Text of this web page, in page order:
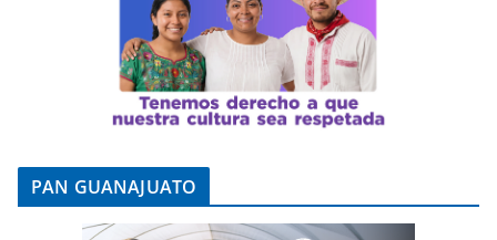
PAN GUANAJUATO